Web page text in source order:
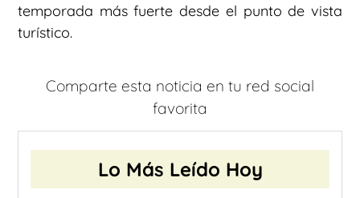
temporada más fuerte desde el punto de vista
turístico.
Comparte esta noticia en tu red social
favorita
Lo Más Leído Hoy